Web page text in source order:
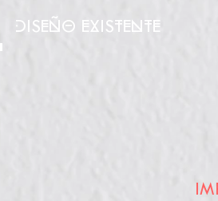
DISEÑO EXISTENTE